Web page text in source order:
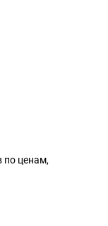
по ценам,